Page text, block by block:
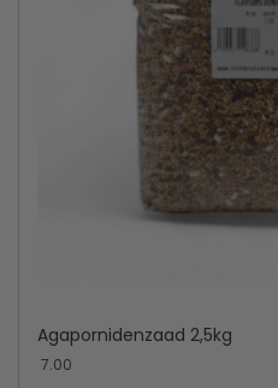
Agapornidenzaad 2,5kg
7.00